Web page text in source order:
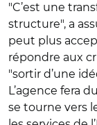
"C’est une
structure", a
peut plus
répondre aux
"sortir d’une
L’agence fera
se tourne vers